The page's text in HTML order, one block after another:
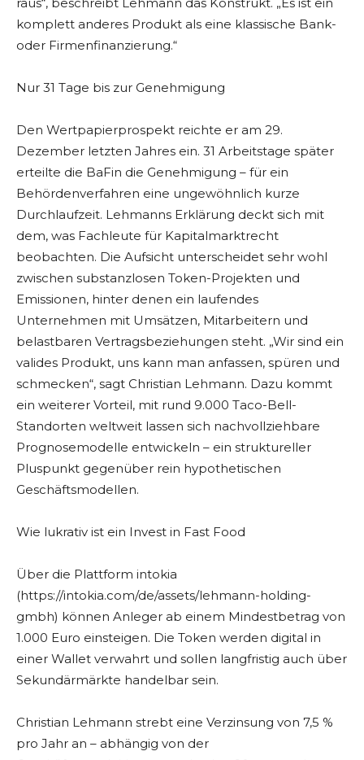
komplett anderes Produkt als eine klassische Bank-
oder Firmenfinanzierung.“
Nur 31 Tage bis zur Genehmigung
Den Wertpapierprospekt reichte er am 29.
Dezember letzten Jahres ein. 31 Arbeitstage später
erteilte die BaFin die Genehmigung – für ein
Behördenverfahren eine ungewöhnlich kurze
Durchlaufzeit. Lehmanns Erklärung deckt sich mit
dem, was Fachleute für Kapitalmarktrecht
beobachten. Die Aufsicht unterscheidet sehr wohl
zwischen substanzlosen Token-Projekten und
Emissionen, hinter denen ein laufendes
Unternehmen mit Umsätzen, Mitarbeitern und
belastbaren Vertragsbeziehungen steht. „Wir sind ein
valides Produkt, uns kann man anfassen, spüren und
schmecken“, sagt Christian Lehmann. Dazu kommt
ein weiterer Vorteil, mit rund 9.000 Taco-Bell-
Standorten weltweit lassen sich nachvollziehbare
Prognosemodelle entwickeln – ein struktureller
Pluspunkt gegenüber rein hypothetischen
Geschäftsmodellen.
Wie lukrativ ist ein Invest in Fast Food
Über die Plattform intokia
(https://intokia.com/de/assets/lehmann-holding-
gmbh) können Anleger ab einem Mindestbetrag von
1.000 Euro einsteigen. Die Token werden digital in
einer Wallet verwahrt und sollen langfristig auch über
Sekundärmärkte handelbar sein.
Christian Lehmann strebt eine Verzinsung von 7,5 %
pro Jahr an – abhängig von der